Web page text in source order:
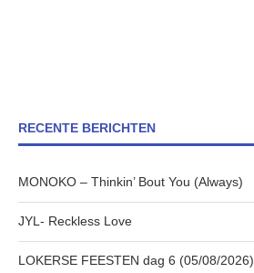
RECENTE BERICHTEN
MONOKO – Thinkin’ Bout You (Always)
JYL- Reckless Love
LOKERSE FEESTEN dag 6 (05/08/2026)